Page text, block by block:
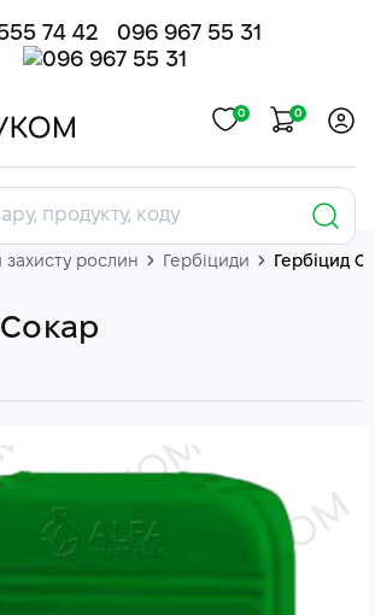
74 42 096 967 55 31
0 0
захисту рослин Гербіциди Гербіцид
Сокар